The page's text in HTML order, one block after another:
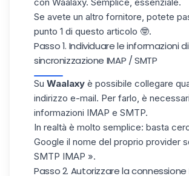
Se avete un altro fornitore, potete
punto 1 di questo articolo 🤓.
Passo 1. Individuare le informazioni di
sincronizzazione IMAP / SMTP
Su Waalaxy è possibile collegare
indirizzo e-mail. Per farlo, è
informazioni IMAP e SMTP.
In realtà è molto semplice: basta
Google il nome del proprio provider
SMTP IMAP ».
Passo 2. Autorizzare la connessione